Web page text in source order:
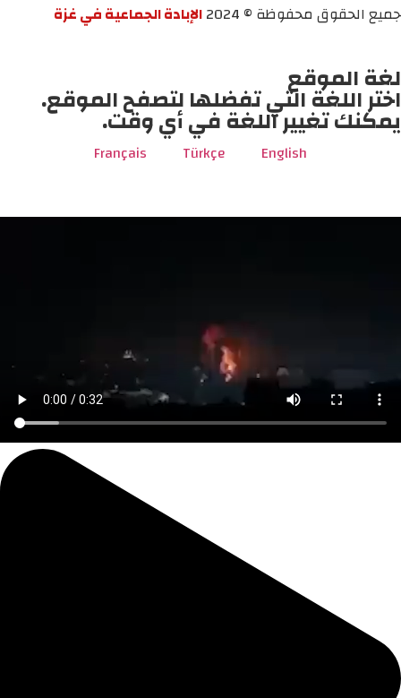
جميع الحقوق محفوظة © 2024
الإبادة الجماعية في غزة
لغة الموقع
اختر اللغة التي تفضلها لتصفح الموقع.
يمكنك تغيير اللغة في أي وقت.
English
Türkçe
Français